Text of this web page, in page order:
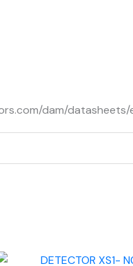
dam/datasheets/